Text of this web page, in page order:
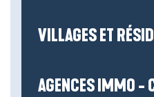
VILLAGES ET
AGENCES IMMO -